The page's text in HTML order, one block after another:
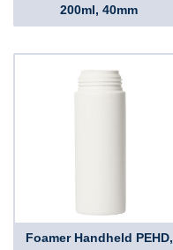
200ml, 40mm
Foamer Handheld PEHD,